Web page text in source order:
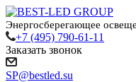
Энергосберегающее
+7 (495) 790-61-11
Заказать звонок
SP@bestled.su